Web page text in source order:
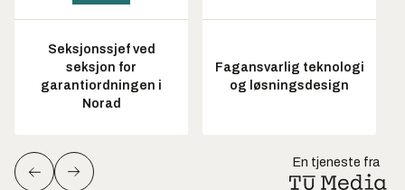
Seksjonssjef ved
seksjon for
garantiordningen i
Norad
Fagansvarlig teknologi
og løsningsdesign
En tjeneste fra